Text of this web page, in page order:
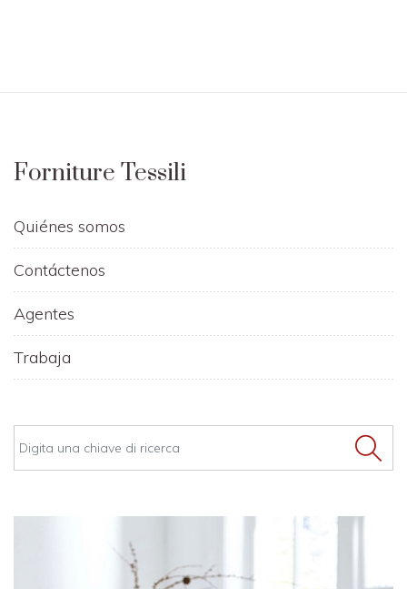
Forniture Tessili
Quiénes somos
Contáctenos
Agentes
Trabaja